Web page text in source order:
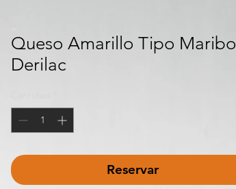
Queso Amarillo Tipo Maribo
Derilac
Reservar